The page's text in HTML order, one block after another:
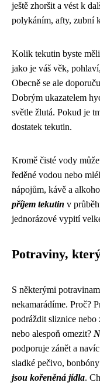
ještě zhoršit a vést k
polykáním, afty, zubní
Kolik tekutin byste
jako je váš věk,
Obecně se ale
Dobrým ukazatelem
světle žlutá. Pokud je
dostatek tekutin.
Kromě čisté vody
ředěné vodou nebo
nápojům, kávě a
příjem tekutin v
jednorázové vypití
Potraviny,
S některými
nekamarádíme. Proč?
podráždit sliznice nebo
nebo alespoň omezit?
podporuje zánět a
sladké pečivo,
jsou kořeněná jídla.